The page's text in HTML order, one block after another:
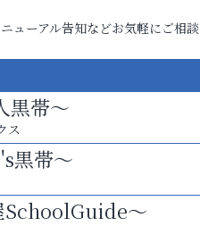
ューアル告知などお気軽にご相
黒帯～
ス
黒帯～
SchoolGuide～